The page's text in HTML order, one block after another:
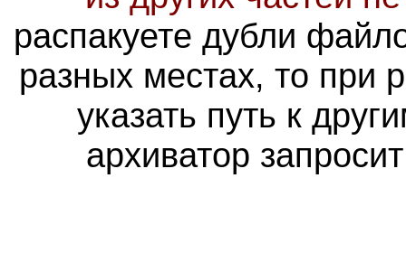
распакуете дубли
разных местах, то при
указать путь к
архиватор